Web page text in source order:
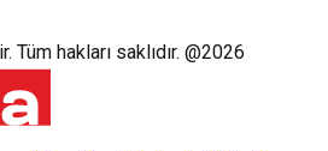
Tüm hakları saklıdır. @2026